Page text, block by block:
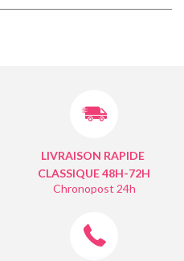
LIVRAISON RAPIDE
CLASSIQUE 48H-72H
Chronopost 24h